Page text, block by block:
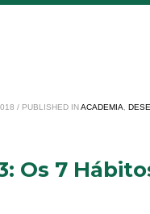
/ PUBLISHED IN ACADEMIA ,
Os 7